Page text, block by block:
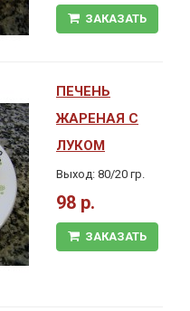
ЗАКАЗАТЬ
ПЕЧЕНЬ
ЖАРЕНАЯ С
ЛУКОМ
Выход: 80/20 гр.
98 р.
ЗАКАЗАТЬ